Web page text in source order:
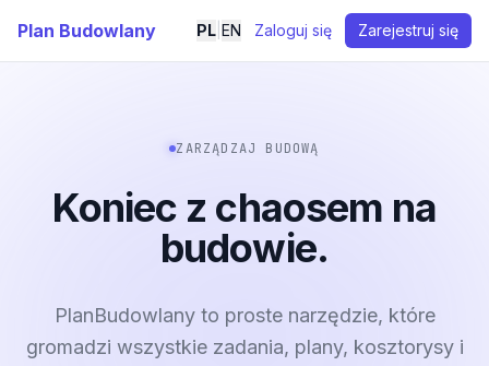
Plan Budowlany PL EN Zaloguj się Zarejestruj się
ZARZĄDZAJ BUDOWĄ
Koniec z chaosem na
budowie.
PlanBudowlany to proste narzędzie, które
gromadzi wszystkie zadania, plany, kosztorysy i